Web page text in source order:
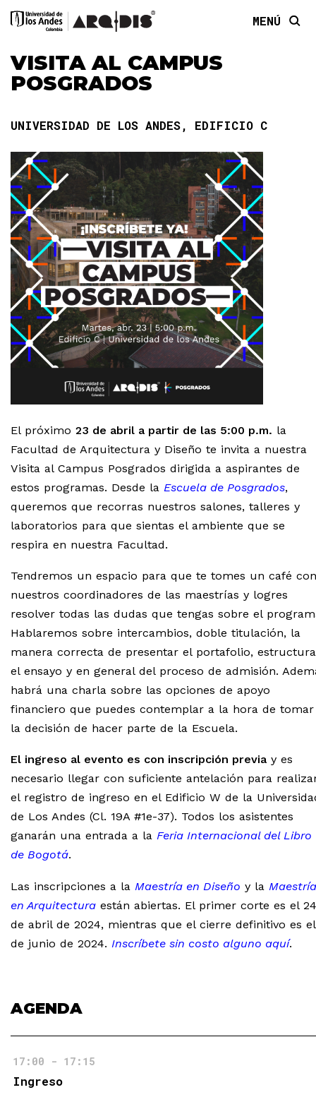
MENÚ
VISITA AL CAMPUS
POSGRADOS
UNIVERSIDAD DE LOS ANDES, EDIFICIO C
El próximo 23 de abril a partir de las 5:00 p.m. la
Facultad de Arquitectura y Diseño te invita a nuestra
Visita al Campus Posgrados dirigida a aspirantes de
estos programas. Desde la Escuela de Posgrados,
queremos que recorras nuestros salones, talleres y
laboratorios para que sientas el ambiente que se
respira en nuestra Facultad.
Tendremos un espacio para que te tomes un café con
nuestros coordinadores de las maestrías y logres
resolver todas las dudas que tengas sobre el
Hablaremos sobre intercambios, doble titulación, la
manera correcta de presentar el portafolio,
el ensayo y en general del proceso de admisión.
habrá una charla sobre las opciones de apoyo
financiero que puedes contemplar a la hora de tomar
la decisión de hacer parte de la Escuela.
El ingreso al evento es con inscripción previa y es
necesario llegar con suficiente antelación para
el registro de ingreso en el Edificio W de la
de Los Andes (Cl. 19A #1e-37). Todos los asistentes
ganarán una entrada a la Feria Internacional del Libro
de Bogotá.
Las inscripciones a la Maestría en Diseño y la Maestría
en Arquitectura están abiertas. El primer corte es el 24
de abril de 2024, mientras que el cierre definitivo es
de junio de 2024. Inscríbete sin costo alguno aquí.
AGENDA
17:00 - 17:15
Ingreso